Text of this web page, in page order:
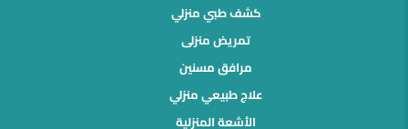
كشف طبي منزلي
تمريض منزلى
مرافق مسنين
علاج طبيعي منزلي
الأشعة المنزلية